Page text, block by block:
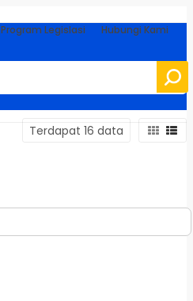
Program Legislasi Hubungi Kami
Terdapat 16 data